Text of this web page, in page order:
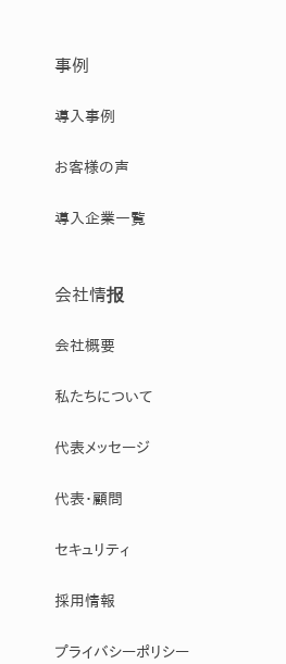
事例
導入事例
お客様の声
導入企業一覧
会社情报
会社概要
私たちについて
代表メッセージ
代表・顧問
セキュリティ
採用情報
プライバシーポリシー